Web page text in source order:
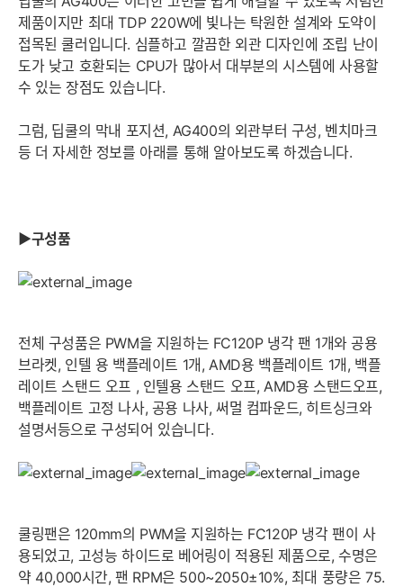
제품이지만 최대 TDP 220W에 빛나는 탁원한 설계와 도약이
접목된 쿨러입니다. 심플하고 깔끔한 외관 디자인에 조립 난이
도가 낮고 호환되는 CPU가 많아서 대부분의 시스템에 사용할
수 있는 장점도 있습니다.
그럼, 딥쿨의 막내 포지션, AG400의 외관부터 구성, 벤치마크
등 더 자세한 정보를 아래를 통해 알아보도록 하겠습니다.
▶구성품
전체 구성품은 PWM을 지원하는 FC120P 냉각 팬 1개와 공용
브라켓, 인텔 용 백플레이트 1개, AMD용 백플레이트 1개, 백플
레이트 스탠드 오프 , 인텔용 스탠드 오프, AMD용 스탠드오프,
백플레이트 고정 나사, 공용 나사, 써멀 컴파운드, 히트싱크와
설명서등으로 구성되어 있습니다.
쿨링팬은 120mm의 PWM을 지원하는 FC120P 냉각 팬이 사
용되었고, 고성능 하이드로 베어링이 적용된 제품으로, 수명은
약 40,000시간, 팬 RPM은 500~2050±10%, 최대 풍량은 75.
세부정보 열기/접기